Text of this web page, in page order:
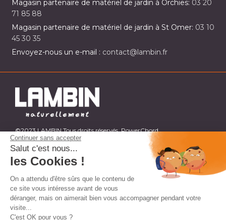
Continuer sans accepter
Salut c'est nous...
les Cookies !
On a attendu d'être sûrs que le contenu de
ce site vous intéresse avant de vous
déranger, mais on aimerait bien vous accompagner pendant votre
visite...
C'est OK pour vous ?
Magasin partenaire de matériel de jardin à Orchies: 03 20
71 85 88
Magasin partenaire de matériel de jardin à St Omer: 03 10
45 30 35
Envoyez-nous un e-mail : contact@lambin.fr
©2023 LAMBIN Tous droits réservés. PowerChord.